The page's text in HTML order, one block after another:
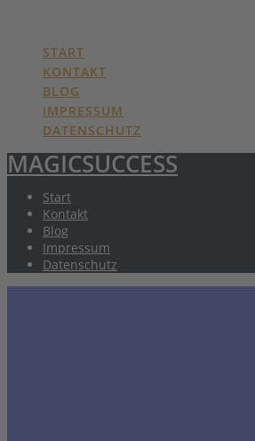
contentSTART
KONTAKT
BLOG
IMPRESSUM
DATENSCHUTZ
MAGICSUCCESS
Start
Kontakt
Blog
Impressum
Datenschutz